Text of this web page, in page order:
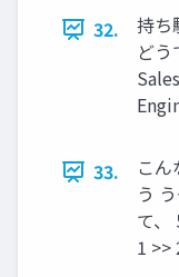
32.
持ち
ど
33.
こ
う
て、
1 >>